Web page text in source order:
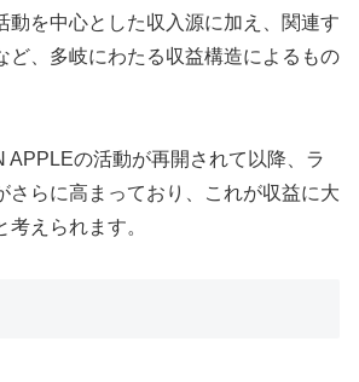
動を中心とした収入源に加え、関連す
ど、多岐にわたる収益構造によるもの
APPLEの活動が再開されて以降、ラ
さらに高まっており、これが収益に大
考えられます。